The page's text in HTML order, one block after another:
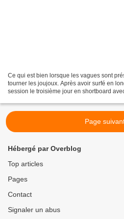
Ce qui est bien lorsque les vagues sont
tourner les joujoux. Après avoir surfé en
session le troisième jour en shortboard
Page
Hébergé par Overblog
Top articles
Pages
Contact
Signaler un abus